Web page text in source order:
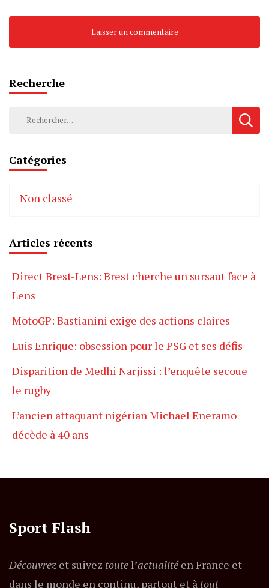
Recherche
Rechercher :
Catégories
Non classé
Articles récents
Direct Brest-Lens: Brest cherche un sursaut face à
Lens
MotoGP: Bastianini exige des actions claires
Luis Enrique: obsession pour le PSG et ses défis
Disparition de Medhi Narjissi : l’enquête secoue
le rugby
L’ancien attaquant nigérian Michael Eneramo
décède à 40 ans
Sport Flash
Découvrez et suivez toutel’actualitéen France et
dans le monde en continu, partout et à tout